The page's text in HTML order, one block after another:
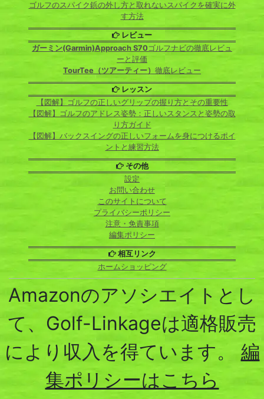
ゴルフのスパイク鋲の外し方と取れないスパイクを確実に外
す方法
レビュー
ガーミン(Garmin)Approach S70ゴルフナビの徹底レビュ
ーと評価
TourTee（ツアーティー） 徹底レビュー
レッスン
【図解】ゴルフの正しいグリップの握り方とその重要性
【図解】ゴルフのアドレス姿勢：正しいスタンスと姿勢の取
り方ガイド
【図解】バックスイングの正しいフォームを身につけるポイ
ントと練習方法
その他
設定
お問い合わせ
このサイトについて
プライバシーポリシー
注意・免責事項
編集ポリシー
相互リンク
ホームショッピング
Amazonのアソシエイトとし
て、Golf-Linkageは適格販売
により収入を得ています。 編
集ポリシーはこちら